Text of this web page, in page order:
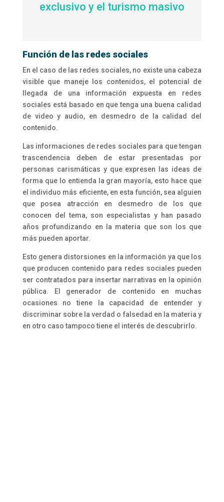
exclusivo y el turismo masivo
Función de las redes sociales
En el caso de las redes sociales, no existe una cabeza
visible que maneje los contenidos, el potencial de
llegada de una información expuesta en redes
sociales está basado en que tenga una buena calidad
de video y audio, en desmedro de la calidad del
contenido.
Las informaciones de redes sociales para que tengan
trascendencia deben de estar presentadas por
personas carismáticas y que expresen las ideas de
forma que lo entienda la gran mayoría, esto hace que
el individuo más eficiente, en esta función, sea alguien
que posea atracción en desmedro de los que
conocen del tema, son especialistas y han pasado
años profundizando en la materia que son los que
más pueden aportar.
Esto genera distorsiones en la información ya que los
que producen contenido para redes sociales pueden
ser contratados para insertar narrativas en la opinión
pública. El generador de contenido en muchas
ocasiones no tiene la capacidad de entender y
discriminar sobre la verdad o falsedad en la materia y
en otro caso tampoco tiene el interés de descubrirlo.